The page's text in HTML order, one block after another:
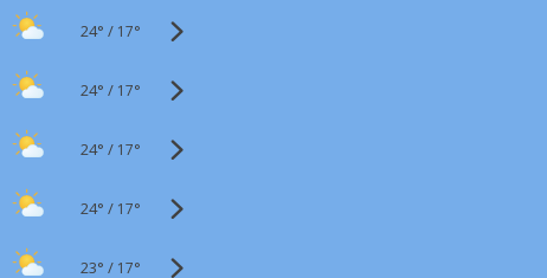
24° / 17°
24° / 17°
24° / 17°
24° / 17°
23° / 17°